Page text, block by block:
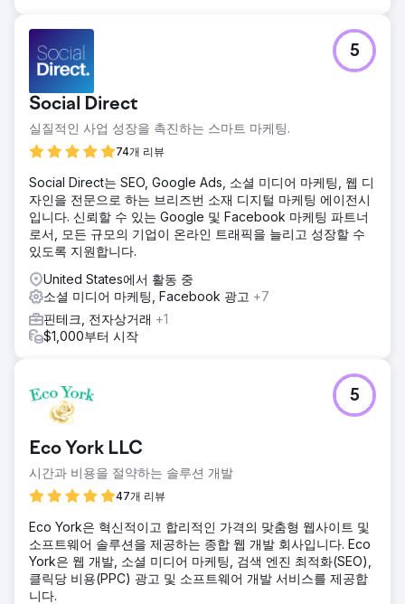
이어졌습니다. 리드-판매 전환율이 13%인 이러한 유기적 리드
는 약 R120만의 매출에 영향을 미쳐 향상된 검색 가시성과 타
겟팅된 콘텐츠의 상당한 비즈니스 영향을 보여줍니다.
에이전시 페이지로 이동
Social Direct
실질적인 사업 성장을 촉진하는 스마트 마케팅.
74개 리뷰
5
Social Direct는 SEO, Google Ads, 소셜 미디어 마케팅, 웹 디
자인을 전문으로 하는 브리즈번 소재 디지털 마케팅 에이전시
입니다. 신뢰할 수 있는 Google 및 Facebook 마케팅 파트너
로서, 모든 규모의 기업이 온라인 트래픽을 늘리고 성장할 수
있도록 지원합니다.
United States에서 활동 중
소셜 미디어 마케팅, Facebook 광고 +7
핀테크, 전자상거래 +1
$1,000부터 시작
Eco York LLC
시간과 비용을 절약하는 솔루션 개발
47개 리뷰
5
Eco York은 혁신적이고 합리적인 가격의 맞춤형 웹사이트 및
소프트웨어 솔루션을 제공하는 종합 웹 개발 회사입니다. Eco
York은 웹 개발, 소셜 미디어 마케팅, 검색 엔진 최적화(SEO),
클릭당 비용(PPC) 광고 및 소프트웨어 개발 서비스를 제공합
니다.